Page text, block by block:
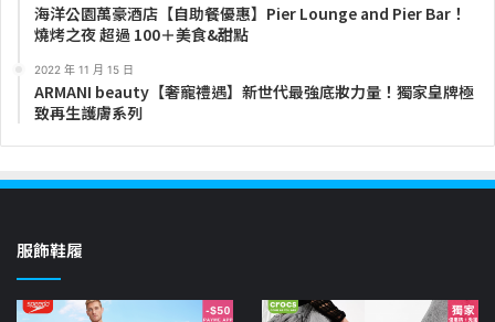
海洋公園萬豪酒店【自助餐優惠】Pier Lounge and Pier Bar！
燒烤之夜 超過 100＋美食&甜點
2022 年 11 月 15 日
ARMANI beauty【奢寵禮遇】新世代最強底妝力量！獨家皇牌極
致再生護膚系列
服飾鞋履